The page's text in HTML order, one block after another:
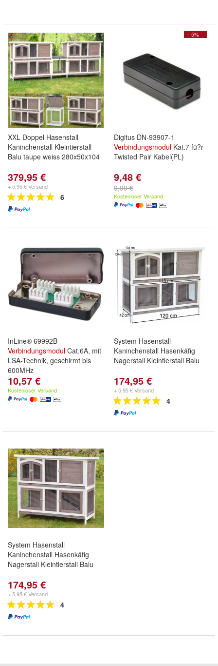
XXL Doppel Hasenstall
Kaninchenstall Kleintierstall
Balu taupe weiss 280x50x104
379,95 €
+ 5,95 € Versand
6
- 5%
Digitus DN-93907-1
Verbindungsmodul Kat.7 fü?r
Twisted Pair Kabel(PL)
9,48 €
9,99 €
Kostenloser Versand
InLine® 69992B
Verbindungsmodul Cat.6A, mit
LSA-Technik, geschirmt bis
600MHz
10,57 €
Kostenloser Versand
System Hasenstall
Kaninchenstall Hasenkäfig
Nagerstall Kleintierstall Balu
174,95 €
+ 5,95 € Versand
4
System Hasenstall
Kaninchenstall Hasenkäfig
Nagerstall Kleintierstall Balu
174,95 €
+ 5,95 € Versand
4